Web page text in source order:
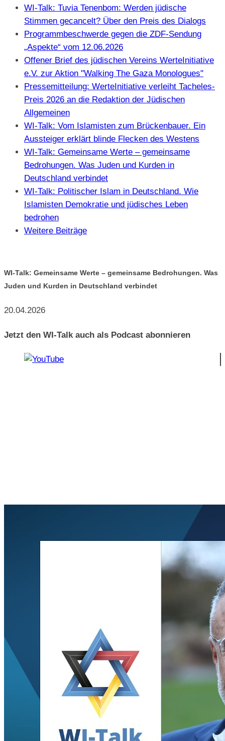
WI-Talk: Tuvia Tenenbom: Werden jüdische
Stimmen gecancelt? Über den Preis des Dialogs
Programmbeschwerde gegen die ZDF-Sendung
„Aspekte“ vom 12.06.2026
Offener Brief des jüdischen Vereins WerteInitiative
e.V. zur Aktion "Walking The Gaza Monologues"
Pressemitteilung: WerteInitiative verleiht Tacheles-
Preis 2026 an die Redaktion der Jüdischen
Allgemeinen
WI-Talk: Vom Islamisten zum Brückenbauer. Ein
Aussteiger erklärt blinde Flecken des Westens
WI-Talk: Gemeinsame Werte – gemeinsame
Bedrohungen. Was Juden und Kurden in
Deutschland verbindet
WI-Talk: Politischer Islam in Deutschland. Wie
Islamisten Demokratie und jüdisches Leben
bedrohen
Weitere Beiträge
WI-Talk: Gemeinsame Werte – gemeinsame Bedrohungen. Was
Juden und Kurden in Deutschland verbindet
20.04.2026
Jetzt den WI-Talk auch als Podcast abonnieren